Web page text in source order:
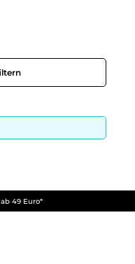
49 Euro*